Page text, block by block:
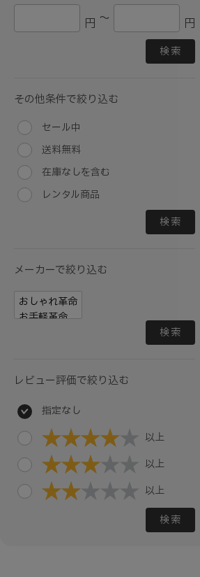
円 ～ 円
検索
その他条件で絞り込む
セール中
送料無料
在庫なしを含む
レンタル商品
検索
メーカーで絞り込む
検索
レビュー評価で絞り込む
指定なし
以上
以上
以上
検索